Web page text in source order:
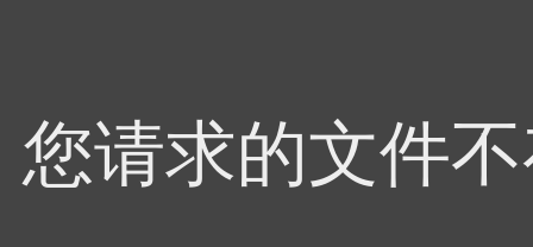
您请求的文件